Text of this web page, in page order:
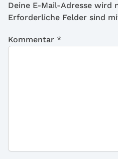
Deine E-Mail-Adresse
Erforderliche Felder sind
Kommentar *